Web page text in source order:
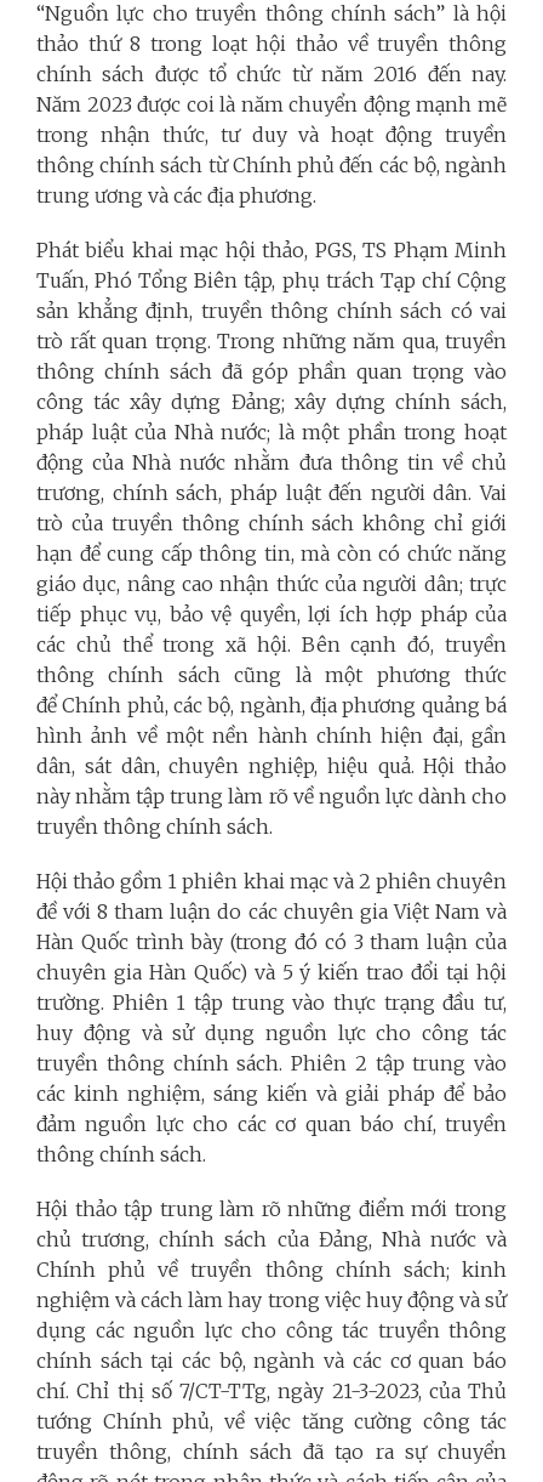
“Nguồn lực cho truyền thông chính sách” là hội
thảo thứ 8 trong loạt hội thảo về truyền thông
chính sách được tổ chức từ năm 2016 đến nay.
Năm 2023 được coi là năm chuyển động mạnh mẽ
trong nhận thức, tư duy và hoạt động truyền
thông chính sách từ Chính phủ đến các bộ, ngành
trung ương và các địa phương.
Phát biểu khai mạc hội thảo, PGS, TS Phạm Minh
Tuấn, Phó Tổng Biên tập, phụ trách Tạp chí Cộng
sản khẳng định, truyền thông chính sách có vai
trò rất quan trọng. Trong những năm qua, truyền
thông chính sách đã góp phần quan trọng vào
công tác xây dựng Đảng; xây dựng chính sách,
pháp luật của Nhà nước; là một phần trong hoạt
động của Nhà nước nhằm đưa thông tin về chủ
trương, chính sách, pháp luật đến người dân.Vai
trò của truyền thông chính sách không chỉ giới
hạn để cung cấp thông tin, mà còn có chức năng
giáo dục, nâng cao nhận thức của người dân; trực
tiếp phục vụ, bảo vệ quyền, lợi ích hợp pháp của
các chủ thể trong xã hội. Bên cạnh đó, truyền
thông chính sách cũng là một phương thức
để Chính phủ, các bộ, ngành, địa phương quảng bá
hình ảnh về một nền hành chính hiện đại, gần
dân, sát dân, chuyên nghiệp, hiệu quả. Hội thảo
này nhằm tập trung làm rõ về nguồn lực dành cho
truyền thông chính sách.
Hội thảo gồm 1 phiên khai mạc và 2 phiên chuyên
đề với 8 tham luận do các chuyên gia Việt Nam và
Hàn Quốc trình bày (trong đó có 3 tham luận của
chuyên gia Hàn Quốc) và 5 ý kiến trao đổi tại hội
trường. Phiên 1 tập trung vào thực trạng đầu tư,
huy động và sử dụng nguồn lực cho công tác
truyền thông chính sách. Phiên 2 tập trung vào
các kinh nghiệm, sáng kiến và giải pháp để bảo
đảm nguồn lực cho các cơ quan báo chí, truyền
thông chính sách.
Hội thảo tập trung làm rõ những điểm mới trong
chủ trương, chính sách của Đảng, Nhà nước và
Chính phủ về truyền thông chính sách; kinh
nghiệm và cách làm hay trong việc huy động và sử
dụng các nguồn lực cho công tác truyền thông
chính sách tại các bộ, ngành và các cơ quan báo
chí. Chỉ thị số 7/CT-TTg, ngày 21-3-2023, của Thủ
tướng Chính phủ, về việc tăng cường công tác
truyền thông, chính sách đã tạo ra sự chuyển